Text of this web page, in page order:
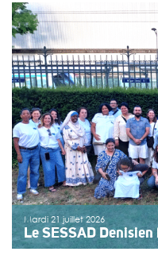
Le numéro du mois de
Mag, vient de paraître.
sur les vacances pour
plan d’action afin de
[…]
>>Lire la suite
Mardi 21 juillet 2026
Le SESSAD Denisien